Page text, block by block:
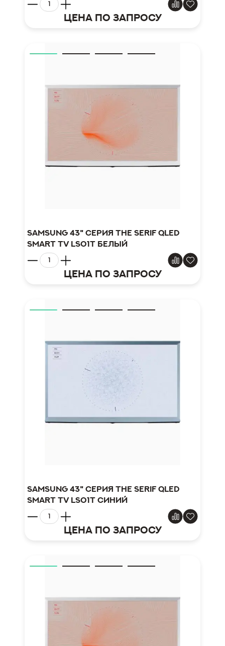
Цена по запросу
Samsung 43" серия The Serif QLED
Smart TV LS01T белый
Цена по запросу
Samsung 43" серия The Serif QLED
Smart TV LS01T синий
Цена по запросу